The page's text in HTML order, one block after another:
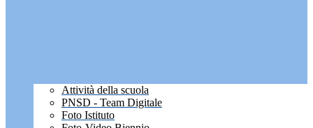
Attività della scuola
PNSD - Team Digitale
Foto Istituto